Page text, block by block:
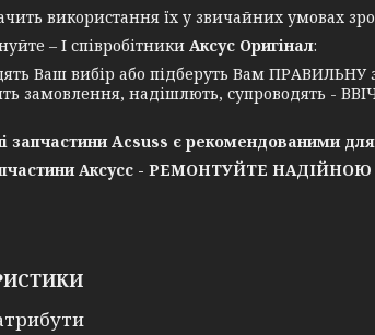
використання їх у звичайних умовах
– І співробітники Аксус Оригінал:
Ваш вибір або підберуть Вам ПРАВИЛЬНУ
замовлення, надішлють, супроводять -
запчастини Acsuss є рекомендованими для
Аксусс - РЕМОНТУЙТЕ